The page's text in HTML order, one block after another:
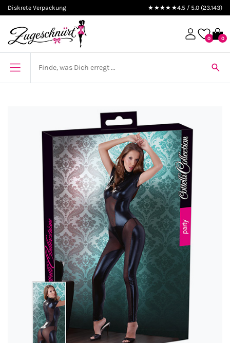
Diskrete Verpackung ★★★★★4.5 / 5.0 (23.143)
0 0